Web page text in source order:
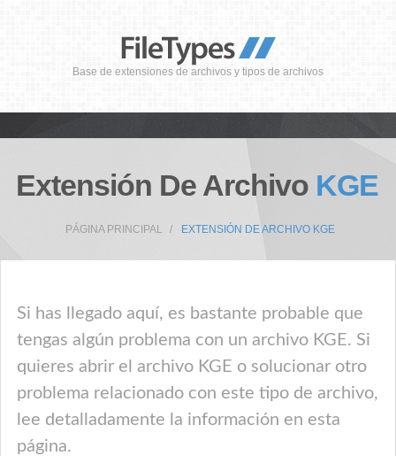
Base de extensiones de archivos y tipos de archivos
Extensión De Archivo KGE
PÁGINA PRINCIPAL EXTENSIÓN DE ARCHIVO KGE
Si has llegado aquí, es bastante probable que
tengas algún problema con un archivo KGE. Si
quieres abrir el archivo KGE o solucionar otro
problema relacionado con este tipo de archivo,
lee detalladamente la información en esta
página.